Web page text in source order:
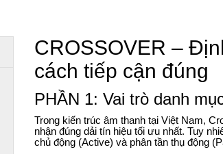
CROSSOVER –
cách tiếp cận đúng
PHẦN 1: Vai trò danh
Trong kiến trúc âm thanh tại Việt Nam,
nhận đúng dải tín hiệu tối ưu nhất. Tuy
chủ động (Active) và phân tần thụ động